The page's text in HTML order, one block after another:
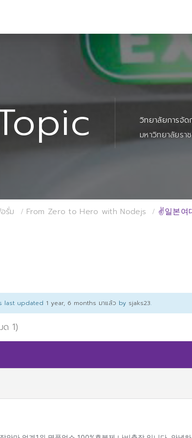
วิทยาลัยการจัด
มหาวิทยาลัยรา
รั่ม From Zero to Hero with Nodejs ✌일본여
last updated 1 year, 6 months มาแล้ว by sjaks23.
1)